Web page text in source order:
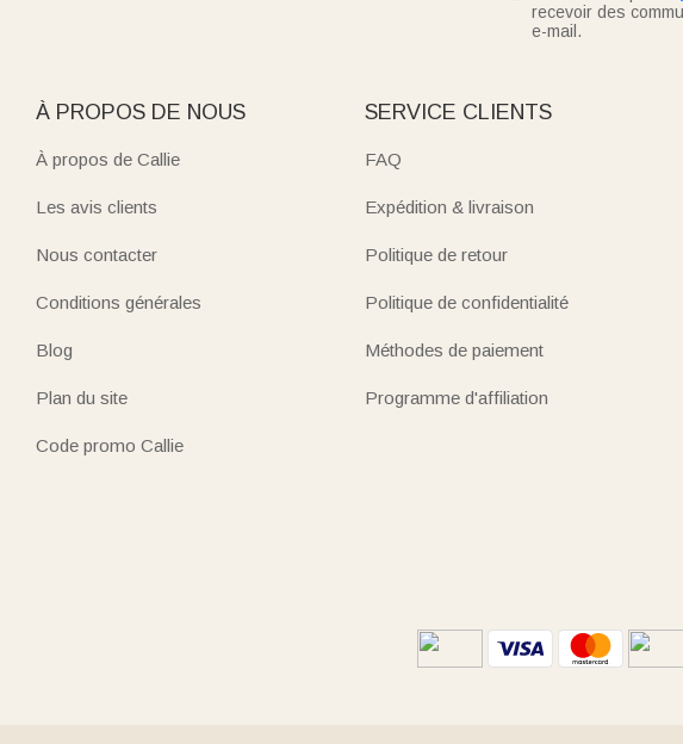
recevoir des
e-mail.
À PROPOS DE NOUS
À propos de Callie
Les avis clients
Nous contacter
Conditions générales
Blog
Plan du site
Code promo Callie
SERVICE CLIENTS
FAQ
Expédition & livraison
Politique de retour
Politique de confidentialité
Méthodes de paiement
Programme d'affiliation